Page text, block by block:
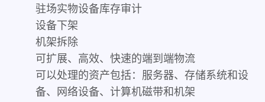
的价
不断
自我
挑战
并激
驻场实物设备库存审计
设备下架
机架拆除
可扩展、高效、快速的端到端物流
可以处理的资产包括：服务器、存储系统和设
备、网络设备、计算机磁带和机架